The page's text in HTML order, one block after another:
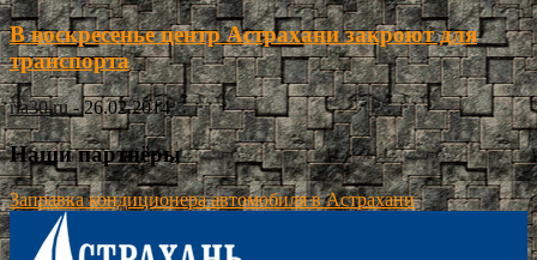
В воскресенье центр Астрахани закроют для
транспорта
ria30.ru - 26.02.2014
Наши партнёры
Заправка кондиционера автомобиля в Астрахани